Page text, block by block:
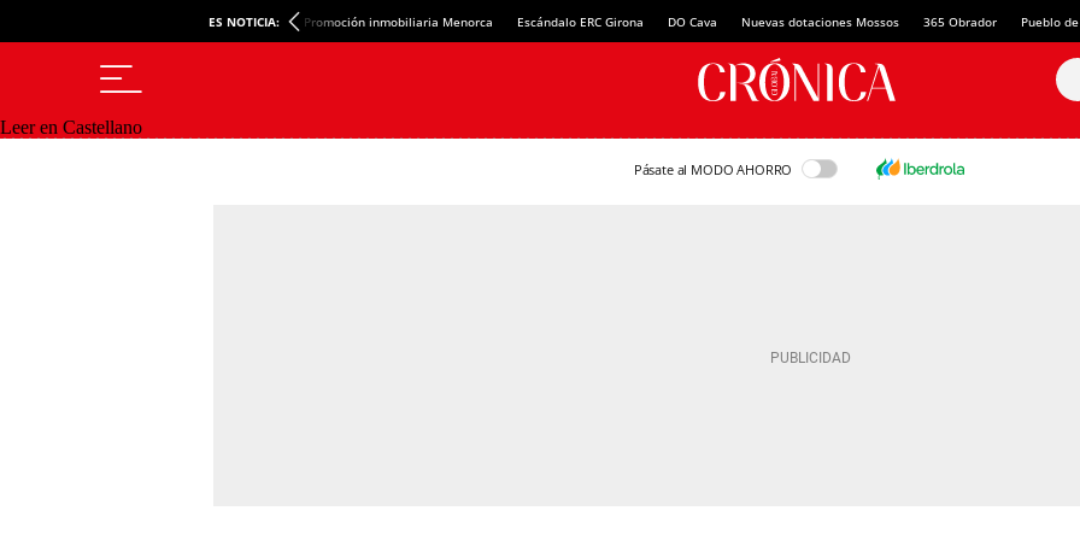
ES NOTICIA: Promoción inmobiliaria Menorca Escándalo ERC Girona DO Cava Nuevas dotaciones Mossos 365 Obrador Pueblo
Leer en Castellano
Pásate al MODO AHORRO